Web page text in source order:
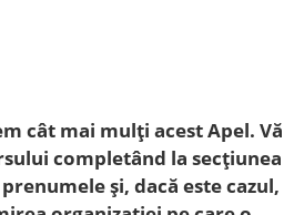
cât mai mulți acest Apel. Vă
completând la secțiunea
și, dacă este cazul,